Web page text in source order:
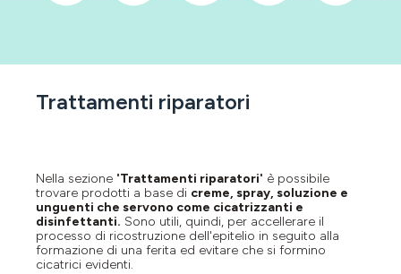
Trattamenti riparatori
Nella sezione "Trattamenti riparatori" è possibile
trovare prodotti a base di creme, spray, soluzione e
unguenti che servono come cicatrizzanti e
disinfettanti. Sono utili, quindi, per accellerare il
processo di ricostruzione dell'epitelio in seguito alla
formazione di una ferita ed evitare che si formino
cicatrici evidenti.